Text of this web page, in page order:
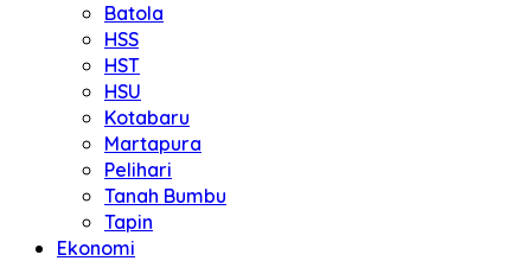
Batola
HSS
HST
HSU
Kotabaru
Martapura
Pelihari
Tanah Bumbu
Tapin
Ekonomi